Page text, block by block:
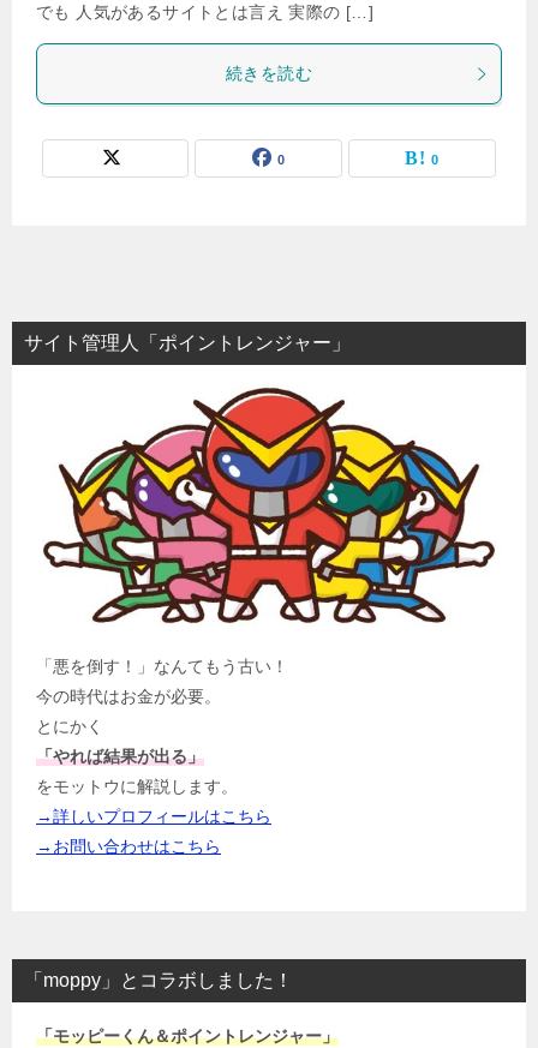
でも 人気があるサイトとは言え 実際の […]
続きを読む
0 0
サイト管理人「ポイントレンジャー」
「悪を倒す！」なんてもう古い！
今の時代はお金が必要。
とにかく
「やれば結果が出る」
をモットウに解説します。
→詳しいプロフィールはこちら
→お問い合わせはこちら
「moppy」とコラボしました！
「モッピーくん＆ポイントレンジャー」